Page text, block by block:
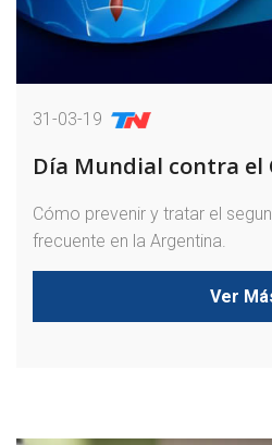
31-03-19
Día Mundial contra el
Cómo prevenir y tratar el
frecuente en la Argentina.
Ver